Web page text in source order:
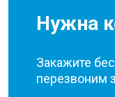
Нужна
Закажите
перезвоним